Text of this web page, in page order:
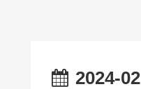
2024-02